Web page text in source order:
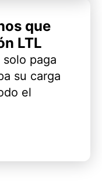
que
LTL
paga
su carga
el